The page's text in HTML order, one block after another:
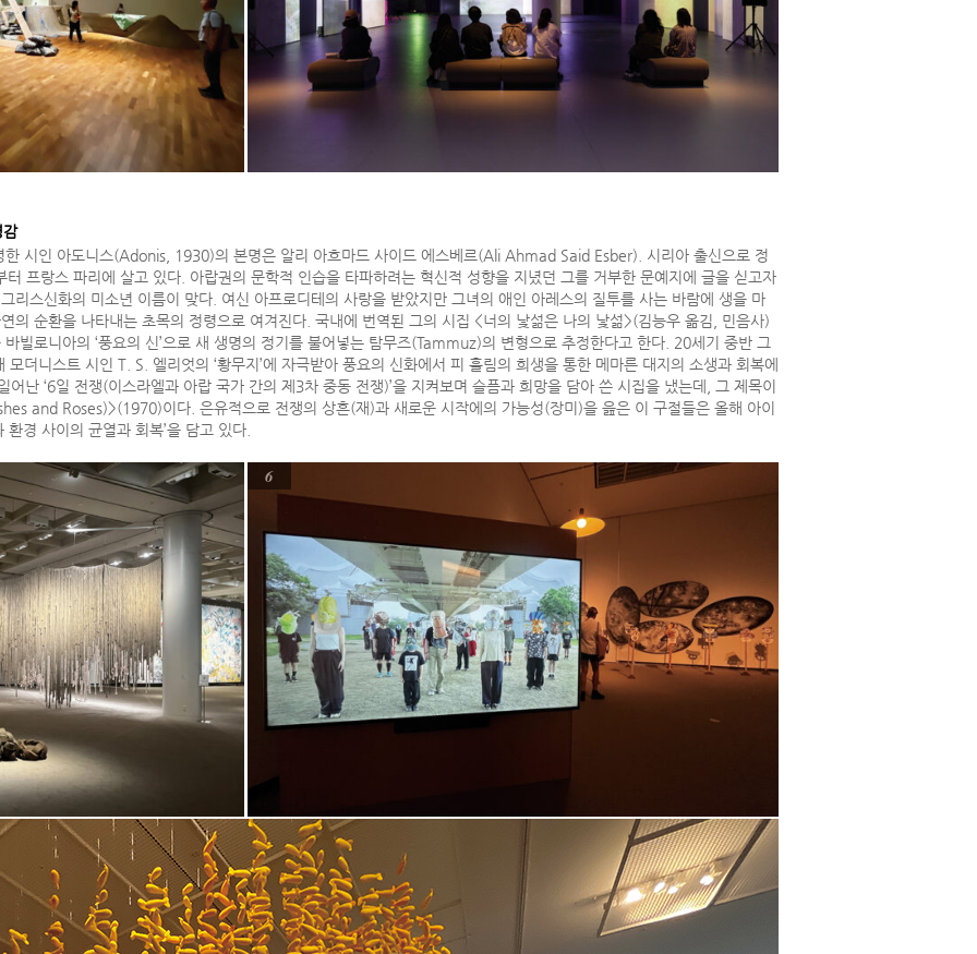
감
한 시인 아도니스(Adonis, 1930)의 본명은 알리 아흐마드 사이드 에스베르(Ali Ahmad Said Esber). 시리아 출신으로 정
프랑스 파리에 살고 있다. 아랍권의 문학적 인습을 타파하려는 혁신적 성향을 지녔던 그를 거부한 문예지에 글을 싣고자
리스신화의 미소년 이름이 맞다. 여신 아프로디테의 사랑을 받았지만 그녀의 애인 아레스의 질투를 사는 바람에 생을 마
의 순환을 나타내는 초목의 정령으로 여겨진다. 국내에 번역된 그의 시집 <너의 낯섦은 나의 낯섦>(김능우 옮김, 민음사)
빌로니아의 ‘풍요의 신’으로 새 생명의 정기를 불어넣는 탐무즈(Tammuz)의 변형으로 추정한다고 한다. 20세기 중반 그
더니스트 시인 T. S. 엘리엇의 ‘황무지’에 자극받아 풍요의 신화에서 피 흘림의 희생을 통한 메마른 대지의 소생과 회복에
난 ‘6일 전쟁(이스라엘과 아랍 국가 간의 제3차 중동 전쟁)’을 지켜보며 슬픔과 희망을 담아 쓴 시집을 냈는데, 그 제목이
and Roses)>(1970)이다. 은유적으로 전쟁의 상흔(재)과 새로운 시작에의 가능성(장미)을 읊은 이 구절들은 올해 아이
경 사이의 균열과 회복’을 담고 있다.
6